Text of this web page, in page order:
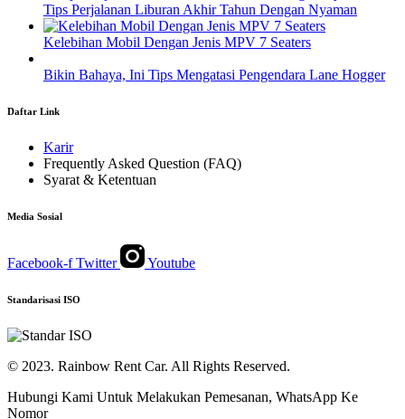
Tips Perjalanan Liburan Akhir Tahun Dengan Nyaman
Kelebihan Mobil Dengan Jenis MPV 7 Seaters
Bikin Bahaya, Ini Tips Mengatasi Pengendara Lane Hogger
Daftar Link
Karir
Frequently Asked Question (FAQ)
Syarat & Ketentuan
Media Sosial
Facebook-f Twitter Youtube
Standarisasi ISO
© 2023. Rainbow Rent Car. All Rights Reserved.
Hubungi Kami Untuk Melakukan Pemesanan, WhatsApp Ke
Nomor